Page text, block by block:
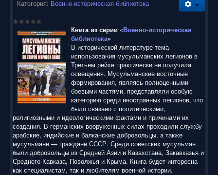
Вам электронные книги бесплатно и без регистрации введя
автора, название книги или имя полюбившегося героя в
строку поиска. На нашем сайте для ознакомления можно
бесплатноскачатькнигив электронных форматах fb2,
epub, pdf, rtf, txt, читать онлайн или купить лицензионные
электронные книги. Наш сайт постоянно развивается и
пополняется. Надеюсь, Вы станете нашим постоянным
посетителем.
Категория: Военно-историческая библиотека
Книга из серии «Военно-историческая
библиотека»
В исторической литературе тема
использования мусульманских легионов в
Третьем рейхе практически не получила
освещения. Мусульманские восточные
формирования, являясь полноценными
боевыми частями, представляли особую
категорию среди иностранных легионов, что
было связано с политическими,
религиозными и идеологическими фактами и причинами их
создания. В германских вооруженных силах проходили службу
арабские, индийские и балканские добровольцы, а также
мусульмане — граждане СССР. Среди советских мусульман
были добровольцы из Средней Азии и Казахстана, Закавказья и
Среднего Кавказа, Поволжья и Крыма. Книга будет интересна
как специалистам, так и любителям военной истории.